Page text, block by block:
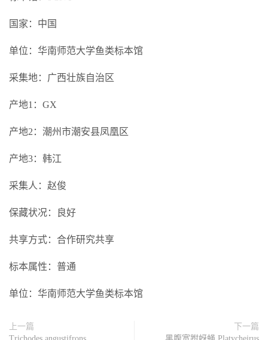
国家：中国
单位：华南师范大学鱼类标本馆
采集地：广西壮族自治区
产地1：GX
产地2：潮州市潮安县凤凰区
产地3：韩江
采集人：赵俊
保藏状况：良好
共享方式：合作研究共享
标本属性：普通
单位：华南师范大学鱼类标本馆
上一篇
下一篇